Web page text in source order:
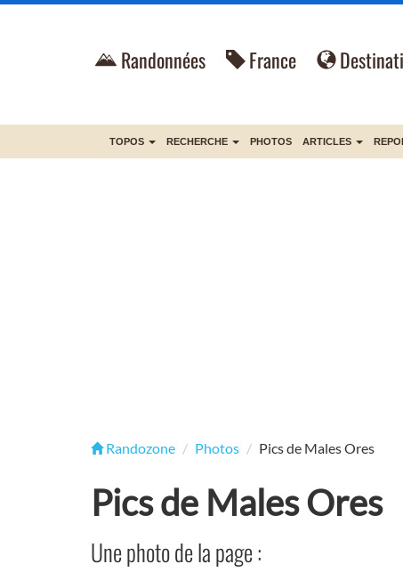
Randonnées France
TOPOS RECHERCHE PHOTOS ARTICLES
Randozone Photos Pics de Males Ores
Pics de Males Ores
Une photo de la page :